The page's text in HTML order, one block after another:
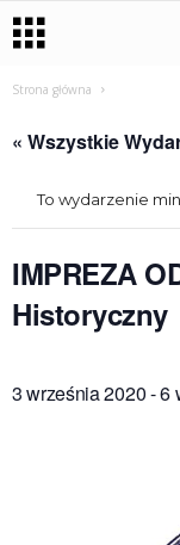
Strona główna
« Wszystkie
To wydarzenie
IMPREZA
Historyczny
3 września 2020-6